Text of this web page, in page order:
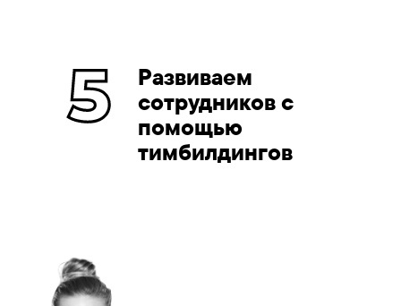
Развиваем
сотрудников с
помощью
тимбилдингов